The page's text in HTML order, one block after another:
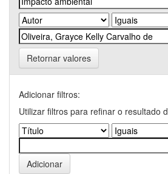
Retornar valores
Adicionar filtros:
Utilizar filtros para refinar o resultado